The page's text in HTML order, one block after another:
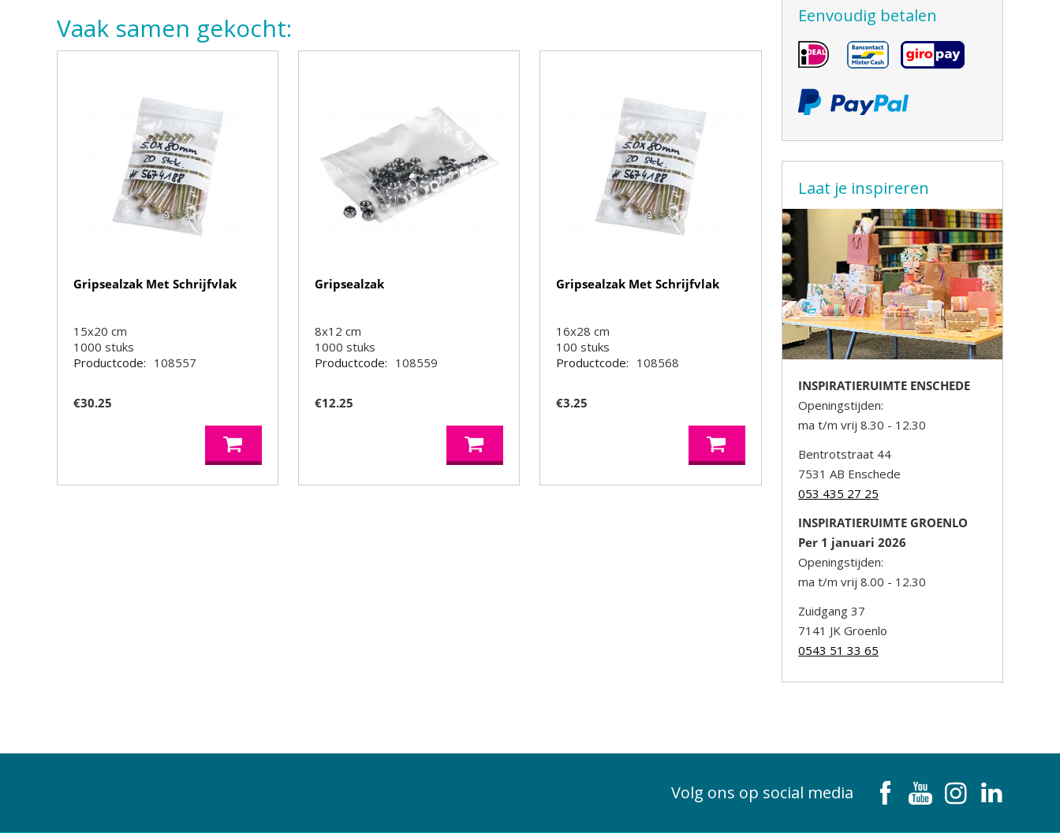
Vaak samen gekocht:
Gripsealzak Met Schrijfvlak
15x20 cm
1000 stuks
Productcode: 108557
€30.25
Gripsealzak
8x12 cm
1000stuks
Productcode: 108559
€12.25
Gripsealzak Met Schrijfvlak
16x28 cm
100stuks
Productcode: 108568
€3.25
Eenvoudig betalen
Laat je inspireren
INSPIRATIERUIMTE ENSCHEDE
Openingstijden:
ma t/m vrij 8.30 - 12.30
Bentrotstraat 44
7531 AB Enschede
053 435 27 25
INSPIRATIERUIMTE GROENLO
Per 1 januari 2026
Openingstijden:
ma t/m vrij 8.00 - 12.30
Zuidgang 37
7141 JK Groenlo
0543 51 33 65
Volg ons op social media